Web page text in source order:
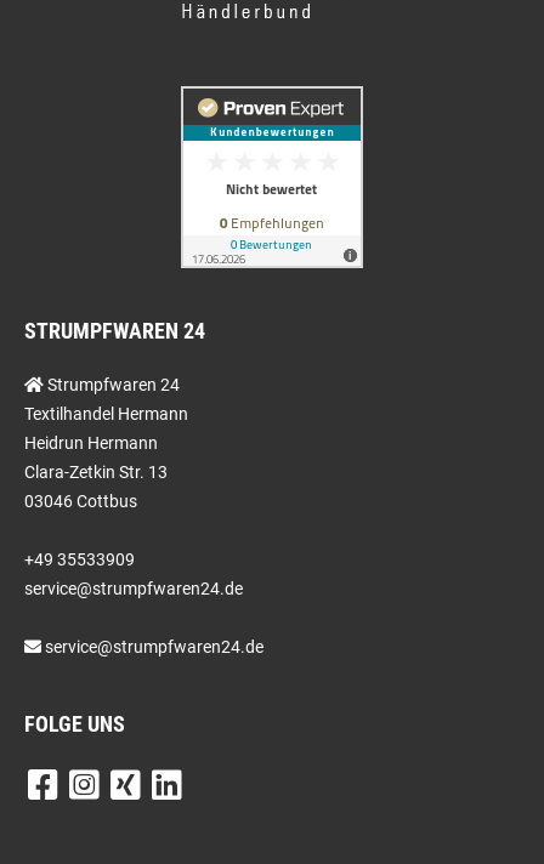
STRUMPFWAREN 24
Strumpfwaren 24
Textilhandel Hermann
Heidrun Hermann
Clara-Zetkin Str. 13
03046 Cottbus
+49 35533909
service@strumpfwaren24.de
service@strumpfwaren24.de
FOLGE UNS